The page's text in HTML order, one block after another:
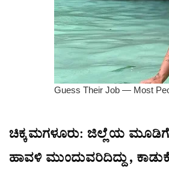
ಚಿಕ್ಕಮಗಳೂರು: ಜಿಲ್ಲೆಯ
ಹಾವಳಿ ಮುಂದುವರಿದಿದ್ದು,